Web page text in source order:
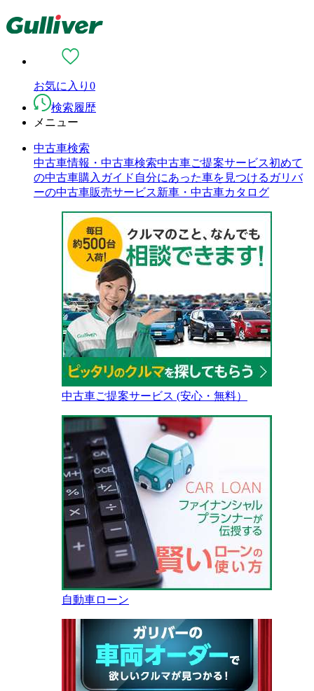
お気に入り 0
検索履歴
メニュー
中古車検索
中古車情報・中古車検索中古車ご提案サービス初めて
の中古車購入ガイド 自分にあった車を見つける ガリバ
ーの中古車販売サービス新車・中古車カタログ
中古車ご提案サービス (安心・無料）
自動車ローン